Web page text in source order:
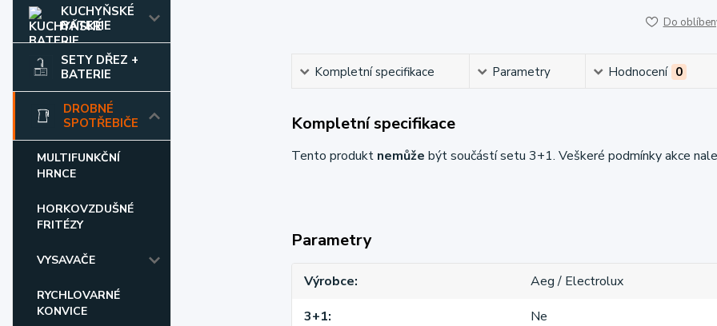
KUCHYŇSKÉ
BATERIE
SETY DŘEZ +
BATERIE
DROBNÉ
SPOTŘEBIČE
MULTIFUNKČNÍ
HRNCE
HORKOVZDUŠNÉ
FRITÉZY
VYSAVAČE
RYCHLOVARNÉ
KONVICE
Do
Kompletní specifikace Parametry Hodnocení 0
Kompletní specifikace
Tento produkt nemůže být součástí setu 3+1. Veškeré podmínky akce
Parametry
Výrobce
Aeg / Electrolux
3+1
Ne